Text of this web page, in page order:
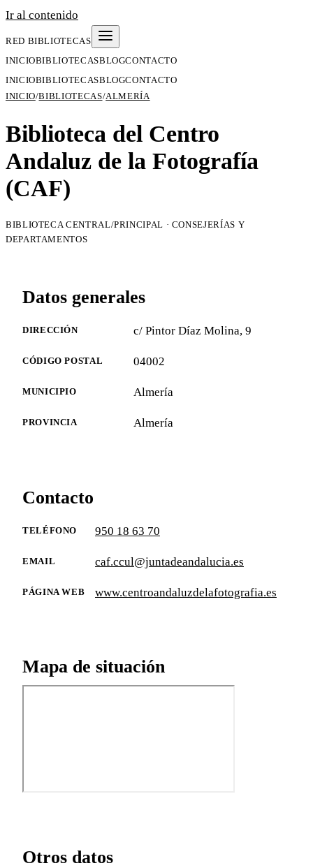
Ir al contenido
RED BIBLIOTECAS
INICIOBIBLIOTECASBLOGCONTACTO
INICIOBIBLIOTECASBLOGCONTACTO
INICIO/BIBLIOTECAS/ALMERÍA
Biblioteca del Centro
Andaluz de la Fotografía
(CAF)
BIBLIOTECA CENTRAL/PRINCIPAL · CONSEJERÍAS Y
DEPARTAMENTOS
Datos generales
DIRECCIÓN c/ Pintor Díaz Molina, 9
CÓDIGO POSTAL 04002
MUNICIPIO Almería
PROVINCIA Almería
Contacto
TELÉFONO 950 18 63 70
EMAIL caf.ccul@juntadeandalucia.es
PÁGINA WEB www.centroandaluzdelafotografia.es
Mapa de situación
Otros datos